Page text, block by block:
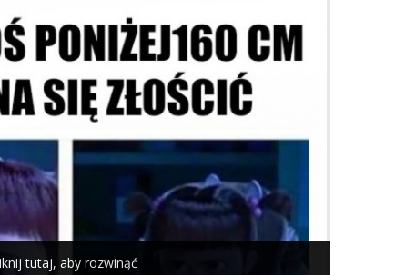
tutaj, aby rozwinąć